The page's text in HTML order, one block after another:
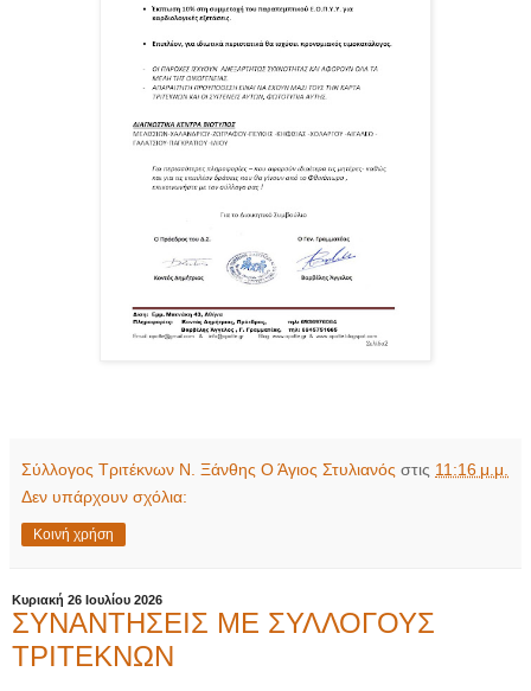
Σύλλογος Τριτέκνων Ν. Ξάνθης Ο Άγιος Στυλιανός στις 11:16 μ.μ.
Δεν υπάρχουν σχόλια:
Κοινή χρήση
Κυριακή 26 Ιουλίου 2026
ΣΥΝΑΝΤΗΣΕΙΣ ΜΕ ΣΥΛΛΟΓΟΥΣ
ΤΡΙΤΕΚΝΩΝ